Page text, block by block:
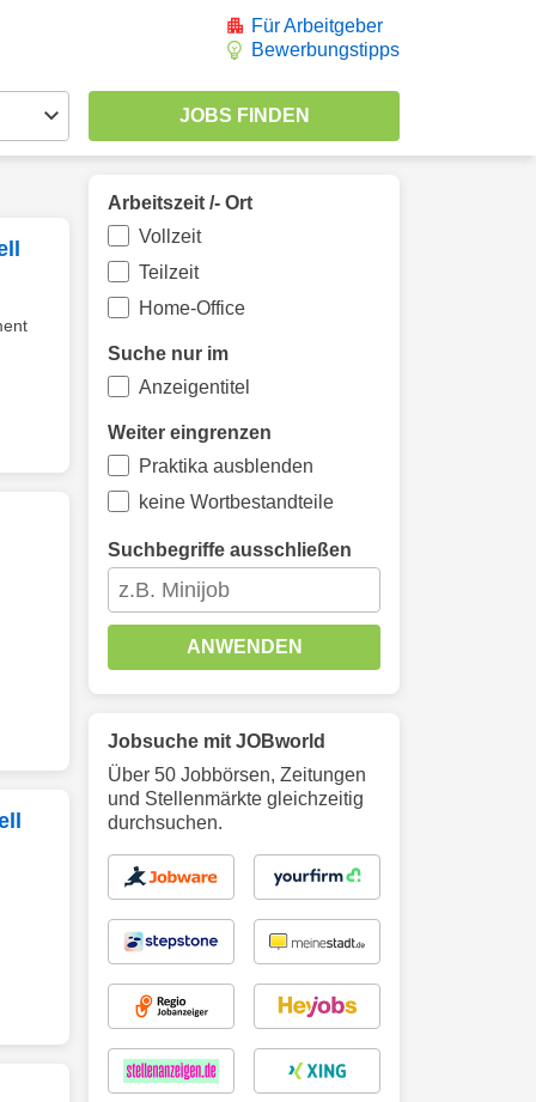
Für Arbeitgeber
Bewerbungstipps
Arbeitszeit /- Ort
Vollzeit
Teilzeit
Home-Office
Suche nur im
Anzeigentitel
Weiter eingrenzen
Praktika ausblenden
keine Wortbestandteile
Suchbegriffe ausschließen
ANWENDEN
Jobsuche mit JOBworld
Über 50 Jobbörsen, Zeitungen
und Stellenmärkte gleichzeitig
durchsuchen.